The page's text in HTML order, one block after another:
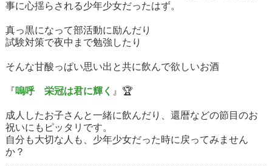
事に心揺らされる少年少女だったはず。
真っ黒になって部活動に励んだり
試験対策で夜中まで勉強したり
そんな甘酸っぱい思い出と共に飲んで欲しいお酒
『嗚呼 栄冠は君に輝く 』🏆
成人したお子さんと一緒に飲んだり、還暦などの節目のお
祝いにもピッタリです。
自分も大切な人も、少年少女だった時に戻ってみません
か？